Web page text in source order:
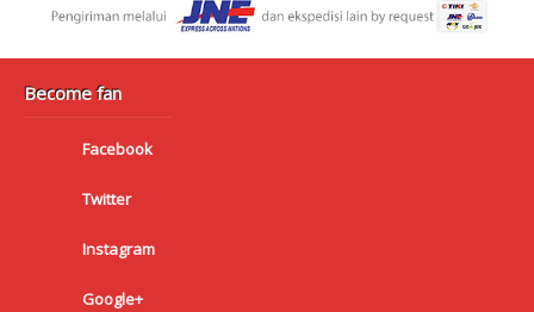
Become fan
Facebook
Twitter
Instagram
Google+